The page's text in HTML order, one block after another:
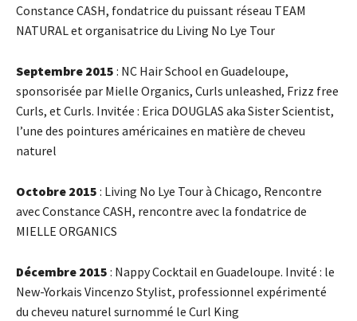
Constance CASH, fondatrice du puissant réseau TEAM
NATURAL et organisatrice du Living No Lye Tour
Septembre 2015 : NC Hair School en Guadeloupe,
sponsorisée par Mielle Organics, Curls unleashed, Frizz free
Curls, et Curls. Invitée : Erica DOUGLAS aka Sister Scientist,
l’une des pointures américaines en matière de cheveu
naturel
Octobre 2015 : Living No Lye Tour à Chicago, Rencontre
avec Constance CASH, rencontre avec la fondatrice de
MIELLE ORGANICS
Décembre 2015 : Nappy Cocktail en Guadeloupe. Invité : le
New-Yorkais Vincenzo Stylist, professionnel expérimenté
du cheveu naturel surnommé le Curl King